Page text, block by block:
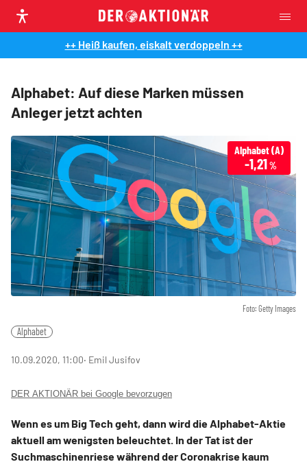
++ Heiß kaufen, eiskalt verdoppeln ++
Alphabet: Auf diese Marken müssen
Anleger jetzt achten
Foto: Getty Images
Alphabet (A)
-1,21 %
Alphabet
10.09.2020, 11:00‧ Emil Jusifov
DER AKTIONÄR bei Google bevorzugen
Wenn es um Big Tech geht, dann wird die Alphabet-Aktie
aktuell am wenigsten beleuchtet. In der Tat ist der
Suchmaschinenriese während der Coronakrise kaum